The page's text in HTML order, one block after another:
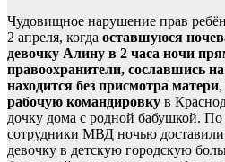
Чудовищное нарушение прав
2 апреля, когда оставшуюся
девочку Алину в 2 часа ночи
правоохранители, сославшись
находится без присмотра матери,
рабочую командировку в
дочку дома с родной бабушкой. По
сотрудники МВД ночью
девочку в детскую городскую